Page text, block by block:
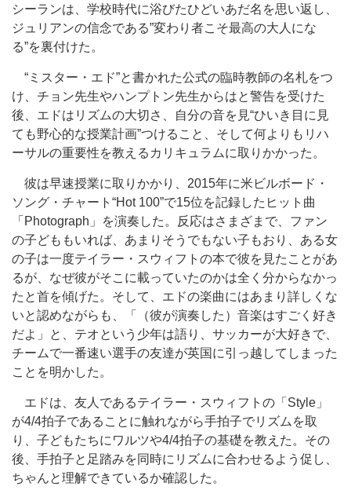
シーランは、学校時代に浴びたひどいあだ名を思い返し、
ジュリアンの信念である”変わり者こそ最高の大人にな
る”を裏付けた。
“ミスター・エド”と書かれた公式の臨時教師の名札をつ
け、チョン先生やハンプトン先生からはと警告を受けた
後、エドはリズムの大切さ、自分の音を見“ひいき目に見
ても野心的な授業計画”つけること、そして何よりもリハ
ーサルの重要性を教えるカリキュラムに取りかかった。
彼は早速授業に取りかかり、2015年に米ビルボード・
ソング・チャート“Hot 100”で15位を記録したヒット曲
「Photograph」を演奏した。反応はさまざまで、ファン
の子どももいれば、あまりそうでもない子もおり、ある女
の子は一度テイラー・スウィフトの本で彼を見たことがあ
るが、なぜ彼がそこに載っていたのかは全く分からなかっ
たと首を傾げた。そして、エドの楽曲にはあまり詳しくな
いと認めながらも、「（彼が演奏した）音楽はすごく好き
だよ」と、テオという少年は語り、サッカーが大好きで、
チームで一番速い選手の友達が英国に引っ越してしまった
ことを明かした。
エドは、友人であるテイラー・スウィフトの「Style」
が4/4拍子であることに触れながら手拍子でリズムを取
り、子どもたちにワルツや4/4拍子の基礎を教えた。その
後、手拍子と足踏みを同時にリズムに合わせるよう促し、
ちゃんと理解できているか確認した。